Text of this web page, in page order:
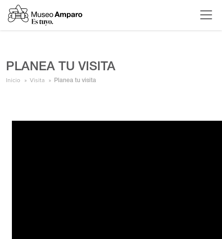
PLANEA TU VISITA
Inicio Visita Planea tu visita